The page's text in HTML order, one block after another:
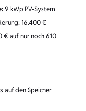
9 kWp PV-System
16.400 €
€ auf nur noch 610
auf den Speicher